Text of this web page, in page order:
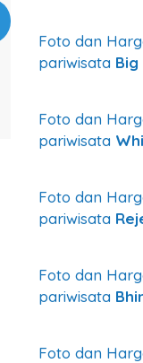
Foto dan
pariwisata Big
Foto dan
pariwisata
Foto dan
pariwisata
Foto dan
pariwisata
Foto dan